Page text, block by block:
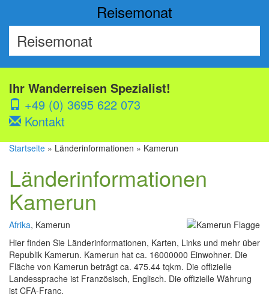
Reisemonat
Ihr Wanderreisen Spezialist!
+49 (0) 3695 622 073
Kontakt
Startseite » Länderinformationen » Kamerun
Länderinformationen
Kamerun
Afrika, Kamerun
Hier finden Sie Länderinformationen, Karten, Links und mehr über
Republik Kamerun. Kamerun hat ca. 16000000 Einwohner. Die
Fläche von Kamerun beträgt ca. 475.44 tqkm. Die offizielle
Landessprache ist Französisch, Englisch. Die offizielle Währung
ist CFA-Franc.